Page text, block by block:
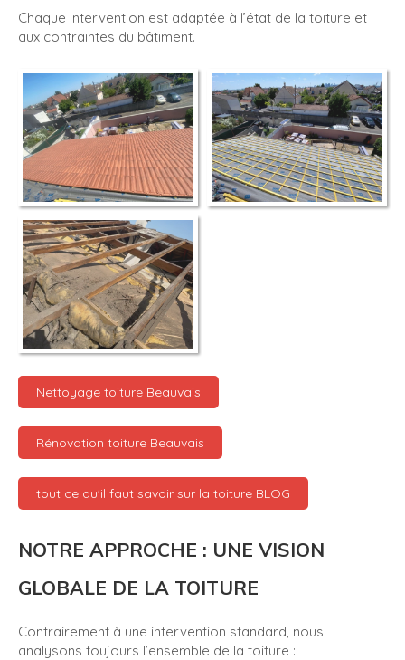
Chaque intervention est adaptée à l’état de la toiture et
aux contraintes du bâtiment.
Nettoyage toiture Beauvais
Rénovation toiture Beauvais
tout ce qu'il faut savoir sur la toiture BLOG
NOTRE APPROCHE : UNE VISION
GLOBALE DE LA TOITURE
Contrairement à une intervention standard, nous
analysons toujours l’ensemble de la toiture :